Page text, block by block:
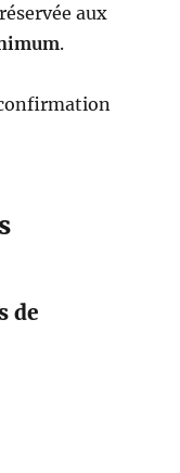
aux
.
de